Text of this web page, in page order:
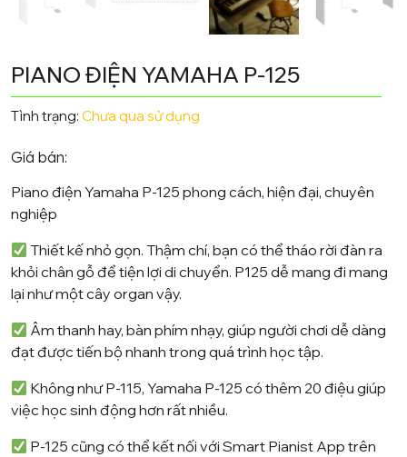
PIANO ĐIỆN YAMAHA P-125
Tình trạng: Chưa qua sử dụng
Giá bán:
Piano điện Yamaha P-125 phong cách, hiện đại, chuyên
nghiệp
Thiết kế nhỏ gọn. Thậm chí, bạn có thể tháo rời đàn ra
khỏi chân gỗ để tiện lợi di chuyển. P125 dễ mang đi mang
lại như một cây organ vậy.
Âm thanh hay, bàn phím nhạy, giúp người chơi dễ dàng
đạt được tiến bộ nhanh trong quá trình học tập.
Không như P-115, Yamaha P-125 có thêm 20 điệu giúp
việc học sinh động hơn rất nhiều.
P-125 cũng có thể kết nối với Smart Pianist App trên